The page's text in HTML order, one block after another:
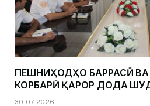
ПЕШНИҲОДҲО БАРРАСӢ
КОРБАРӢ ҚАРОР ДОДА
30.07.2026